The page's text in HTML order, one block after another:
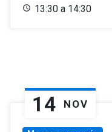
13:30 a 14:30
14 NOV